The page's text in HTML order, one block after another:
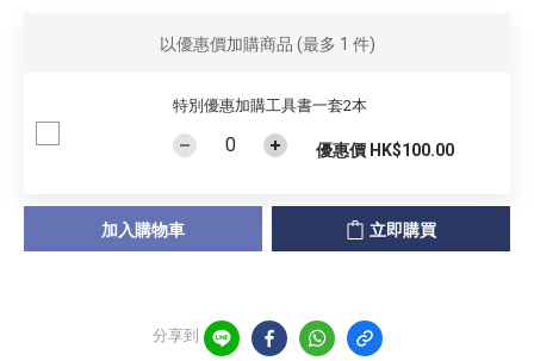
以優惠價加購商品 (最多 1 件)
特別優惠加購工具書一套2本
優惠價 HK$100.00
加入購物車 立即購買
分享到